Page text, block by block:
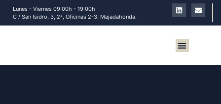
Lunes - Viernes 09:00h - 19:00h
C / San Isidro, 3, 2ª, Oficinas 2-3. Majadahonda.